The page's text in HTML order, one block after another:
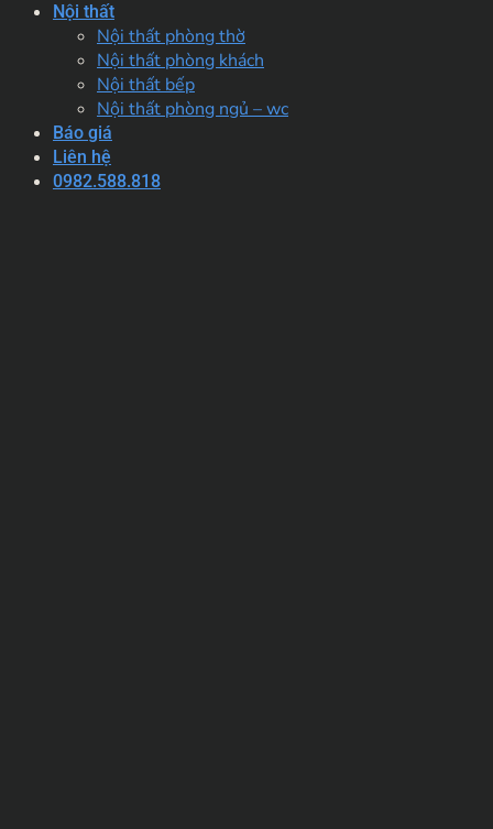
Nội thất
Nội thất phòng thờ
Nội thất phòng khách
Nội thất bếp
Nội thất phòng ngủ – wc
Báo giá
Liên hệ
0982.588.818